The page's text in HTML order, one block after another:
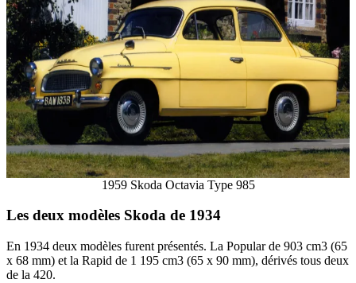
1959 Skoda Octavia Type 985
Les deux modèles Skoda de 1934
En 1934 deux modèles furent présentés. La Popular de 903 cm3 (65
x 68 mm) et la Rapid de 1 195 cm3 (65 x 90 mm), dérivés tous deux
de la 420.